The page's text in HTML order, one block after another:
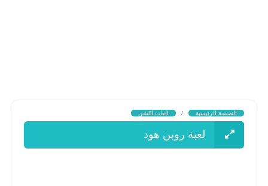
الصفحة الرئيسية / العاب اكشن
لعبة روبن هود